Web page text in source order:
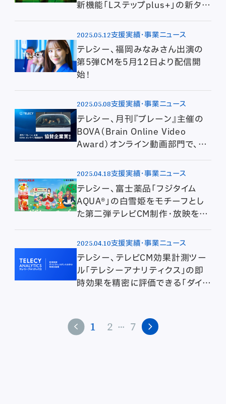
新機能「Lステップplus+」の新タク
2025.05.12支援実績・事業ニュース
テレシー、福岡みなみさん出演の
第5弾CMを5月12日より配信開
始！
2025.05.08支援実績・事業ニュース
テレシー、月刊『ブレーン』主催の
BOVA（Brain Online Video
Award）オンライン動画部門で、ク
希衣が協賛企業賞を受賞
2025.04.18支援実績・事業ニュース
テレシー、富士薬品「フジタイム
AQUA®」の白雪姫をモチーフとし
た第二弾テレビCM制作・放映を担
2025.04.10支援実績・事業ニュース
テレシー、テレビCM効果計測ツー
ル「テレシーアナリティクス」の即
時効果を精密に評価できる「ダイレ
1 2 … 7